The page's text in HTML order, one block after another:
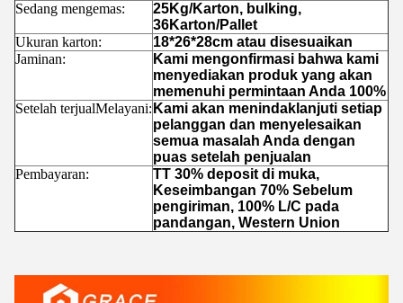
Sedang mengemas:
25Kg/Karton, bulking,
36Karton/Pallet
Ukuran karton:
18*26*28cm atau disesuaikan
Jaminan:
Kami mengonfirmasi bahwa kami
menyediakan produk yang akan
memenuhi permintaan Anda 100%
Setelah terjualMelayani: Kami akan menindaklanjuti setiap
pelanggan dan menyelesaikan
semua masalah Anda dengan
puas setelah penjualan
Pembayaran:
TT 30% deposit di muka,
Keseimbangan 70% Sebelum
pengiriman, 100% L/C pada
pandangan, Western Union